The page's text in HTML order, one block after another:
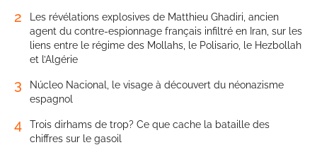
2
Les révélations explosives de Matthieu Ghadiri, ancien
agent du contre-espionnage français infiltré en Iran, sur les
liens entre le régime des Mollahs, le Polisario, le Hezbollah
et l’Algérie
3
Núcleo Nacional, le visage à découvert du néonazisme
espagnol
4
Trois dirhams de trop? Ce que cache la bataille des
chiffres sur le gasoil